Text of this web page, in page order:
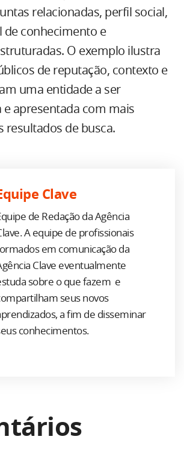
relacionadas, perfil social,
de conhecimento e
O exemplo ilustra
de reputação, contexto e
uma entidade a ser
apresentada com mais
resultados de busca.
Clave
de Redação da Agência
A equipe de profissionais
em comunicação da
Clave eventualmente
sobre o que fazem e
seus novos
a fim de disseminar
conhecimentos.